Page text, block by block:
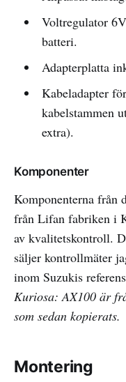
Voltregulator
batteri.
Adapterplatta
Kabeladapter
kabelstammen
extra).
Komponenter
Komponenterna från
från Lifan fabriken i
av kvalitetskontroll.
säljer kontrollmäter
inom Suzukis
Kuriosa: AX100 är
som sedan kopierats.
Montering